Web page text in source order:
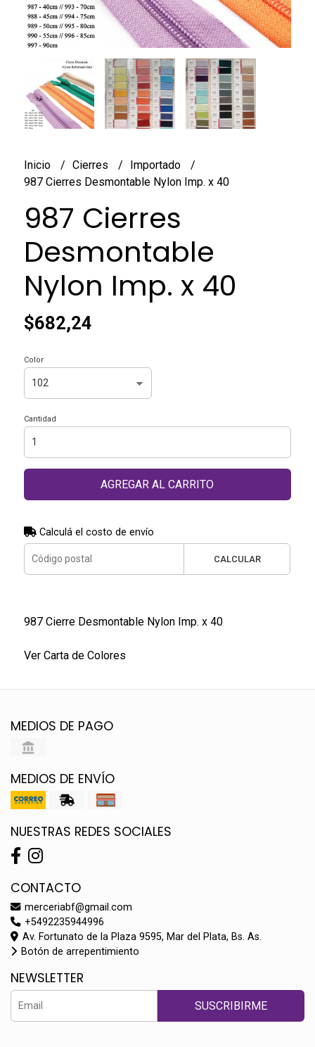
Inicio Cierres
Importado
987 Cierres Desmontable Nylon Imp. x 40
987 Cierres
Desmontable
Nylon Imp. x 40
$682,24
Color
Cantidad
AGREGAR AL CARRITO
Calculá el costo de envío
CALCULAR
987 Cierre Desmontable Nylon Imp. x 40
Ver Carta de Colores
MEDIOS DE PAGO
MEDIOS DE ENVÍO
NUESTRAS REDES SOCIALES
CONTACTO
merceriabf@gmail.com
+5492235944996
Av. Fortunato de la Plaza 9595, Mar del Plata, Bs. As.
Botón de arrepentimiento
NEWSLETTER
SUSCRIBIRME